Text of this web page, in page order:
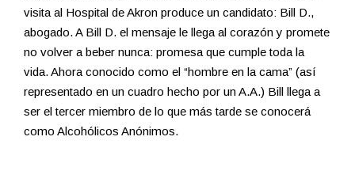
visita al Hospital de Akron produce un candidato: Bill D.,
abogado. A Bill D. el mensaje le llega al corazón y promete
no volver a beber nunca: promesa que cumple toda la
vida. Ahora conocido como el “hombre en la cama” (así
representado en un cuadro hecho por un A.A.) Bill llega a
ser el tercer miembro de lo que más tarde se conocerá
como Alcohólicos Anónimos.